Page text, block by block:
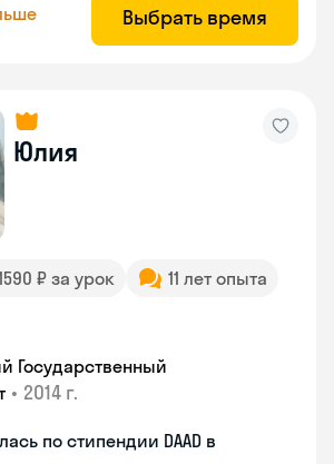
Выбрать время
Юлия
₽ за урок
11 лет опыта
Государственный
• 2014 г.
по стипендии DAAD в